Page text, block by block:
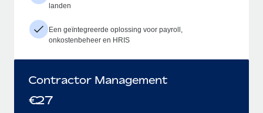
landen
Een geïntegreerde oplossing voor payroll,
onkostenbeheer en HRIS
Contractor Management
€27